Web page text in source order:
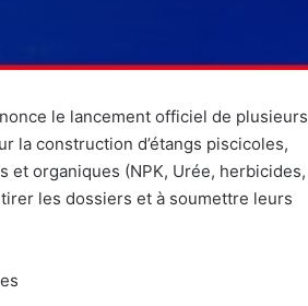
le lancement officiel de plusieurs
la construction d’étangs piscicoles,
et organiques (NPK, Urée, herbicides,
les dossiers et à soumettre leurs